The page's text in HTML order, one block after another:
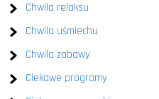
Chwila relaksu
Chwila uśmiechu
Chwila zabawy
Ciekawe programy